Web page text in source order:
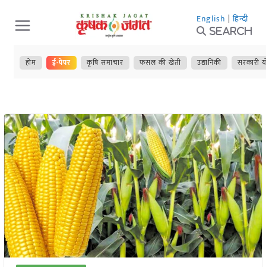
Skip
to
content
English | हिन्दी
Search
होम ई-पेपर कृषि समाचार फसल की खेती उद्यानिकी सरकारी